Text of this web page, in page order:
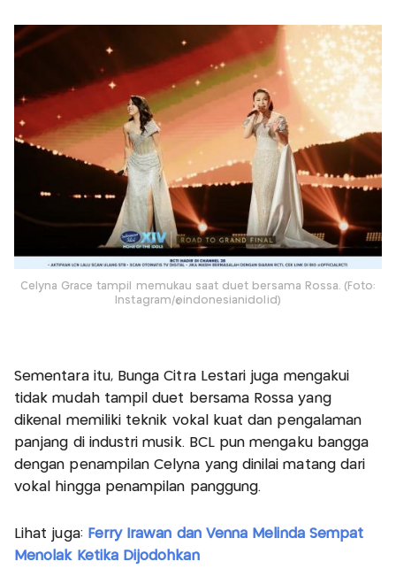
Celyna Grace tampil memukau saat duet bersama Rossa. (Foto:
Instagram/@indonesianidolid)
Sementara itu, Bunga Citra Lestari juga mengakui
tidak mudah tampil duet bersama Rossa yang
dikenal memiliki teknik vokal kuat dan pengalaman
panjang di industri musik. BCL pun mengaku bangga
dengan penampilan Celyna yang dinilai matang dari
vokal hingga penampilan panggung.
Lihat juga: Ferry Irawan dan Venna Melinda Sempat
Menolak Ketika Dijodohkan